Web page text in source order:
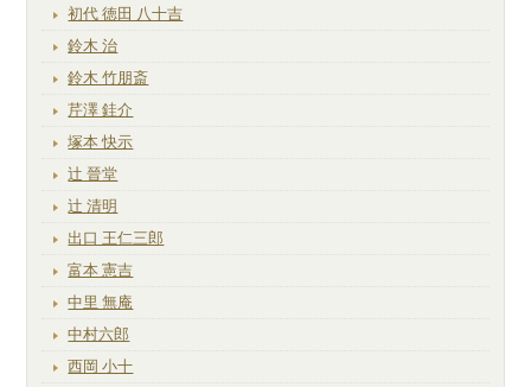
初代 徳田 八十吉
鈴木 治
鈴木 竹朋斎
芹澤 銈介
塚本 快示
辻 晉堂
辻 清明
出口 王仁三郎
富本 憲吉
中里 無庵
中村六郎
西岡 小十